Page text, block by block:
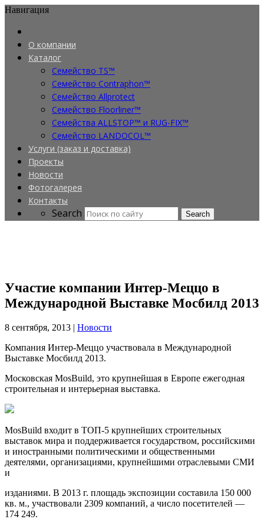
Навигация
О компании
Каталог
Семейство TS™
Семейство Contraphon™
Семейство Allprotect
Семейство Floorliner™
Семейства ALLSTOP™ и RUG-FIX™
Семейство LANDOCOL™
Услуги (заказ и доставка)
Проекты
Новости
Фотогалерея
Контакты
Search Search
Участие компании Интер-Меццо в
Международной Выставке Мосбилд 2013
8 сентября, 2013 | Новости
Компания Интер-Меццо участвовала в Международной
Выставке Мосбилд 2013.
Московская MosBuild, это крупнейшая в Европе ежегодная
строительная и интерьерная выставка.
MosBuild входит в ТОП-5 крупнейших строительных
выставок мира и поддерживается государством, российскими
и иностранными политическими и общественными
деятелями, организациями, крупнейшими отраслевыми СМИ
и
изданиями. В 2013 г. площадь экспозиции составила 150 000
кв. м., участвовали 2309 компаний, а число посетителей —
174 249.